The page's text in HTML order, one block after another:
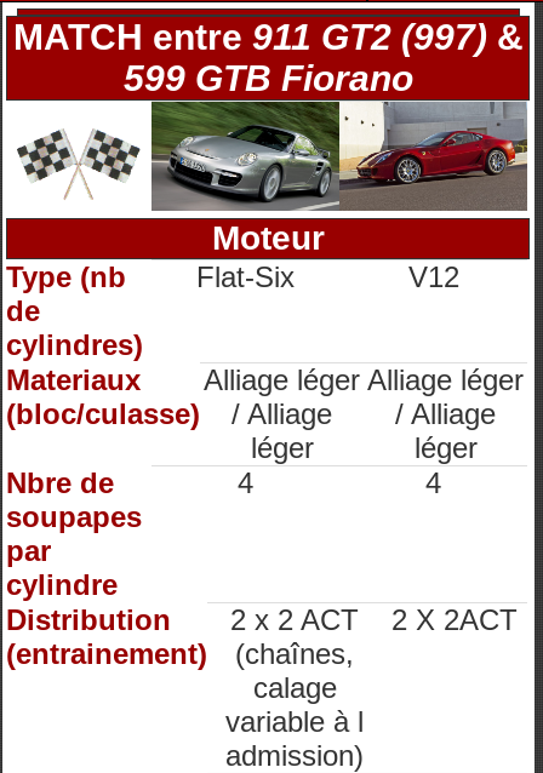
MATCH entre 911 GT2 (997) &
599 GTB Fiorano
Moteur
Type (nb
de
cylindres)
Flat-Six V12
Materiaux
(bloc/culasse)
Alliage léger
/ Alliage
léger
Alliage léger
/ Alliage
léger
Nbre de
soupapes
par
cylindre
4 4
Distribution
(entrainement)
2 x 2 ACT
(chaînes,
calage
variable à l
admission)
2 X 2ACT